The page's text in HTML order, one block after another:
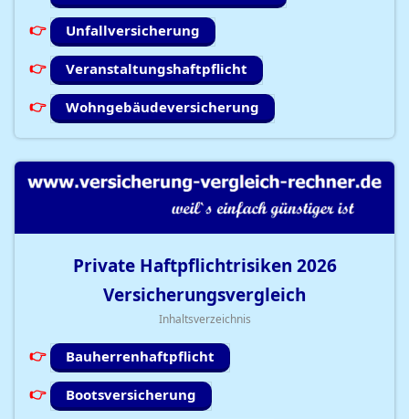
Unfallversicherung
Veranstaltungshaftpflicht
Wohngebäudeversicherung
Private Haftpflichtrisiken 2026
Versicherungsvergleich
Inhaltsverzeichnis
Bauherrenhaftpflicht
Bootsversicherung